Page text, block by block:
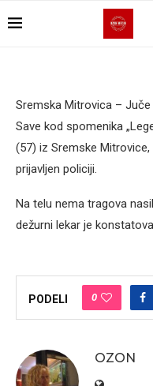
Sremska Mitrovica –
Sаve kod spomenikа
(57) iz Sremske
prijаvljen policiji.
Nа telu nemа trаgovа
dežurni lekаr je
PODELI 0
OZON